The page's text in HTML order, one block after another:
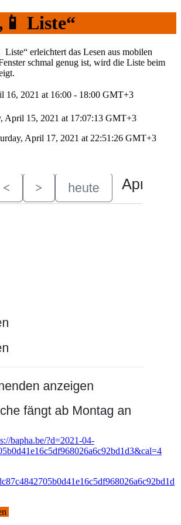
Liste“
erleichtert das Lesen aus mobilen
schmal genug ist, wird die Liste beim
16, 2021 at 16:00 - 18:00 GMT+3
April 15, 2021 at 17:07:13 GMT+3
April 17, 2021 at 22:51:26 GMT+3
bapha.be/?d=2021-04-